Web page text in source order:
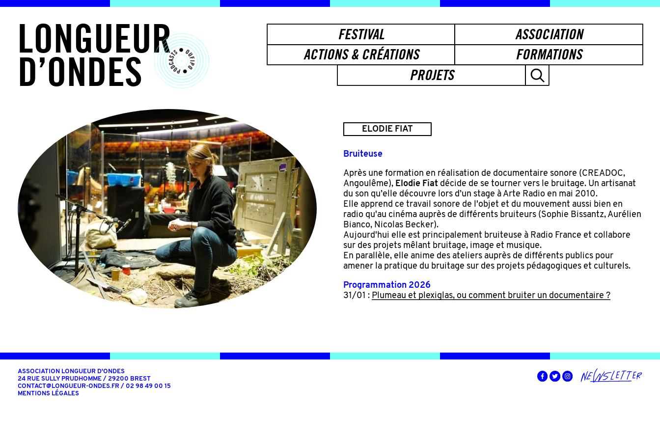
LONGUEUR
D’ONDES
FESTIVAL
ASSOCIATION
ACTIONS & CRÉATIONS
FORMATIONS
PROJETS
ELODIE FIAT
Bruiteuse
Après une formation en réalisation de documentaire sonore (CREADOC,
Angoulême), Elodie Fiatdécide de se tourner vers le bruitage. Un artisanat
du son qu’elle découvre lors d’un stage à Arte Radio en mai 2010.
Elle apprend ce travail sonore de l'objet et du mouvement aussi bien en
radio qu'au cinéma auprès de différents bruiteurs (Sophie Bissantz, Aurélien
Bianco, Nicolas Becker).
Aujourd'hui elle est principalement bruiteuse à Radio France et collabore
sur des projets mêlant bruitage, image et musique.
En parallèle, elle anime des ateliers auprès de différents publics pour
amener la pratique du bruitage sur des projets pédagogiques et culturels.
Programmation 2026
31/01 : Plumeau et plexiglas, ou comment bruiter un documentaire ?
ASSOCIATION LONGUEUR D'ONDES
24 RUE SULLY PRUDHOMME / 29200 BREST
CONTACT@LONGUEUR-ONDES.FR / 02 98 49 00 15
MENTIONS LÉGALES